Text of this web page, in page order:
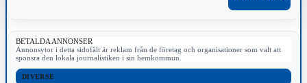
BETALDA ANNONSER
Annonsytor i detta sidofält är reklam från de företag och organisationer som valt att
sponsra den lokala journalistiken i sin hemkommun.
DIVERSE